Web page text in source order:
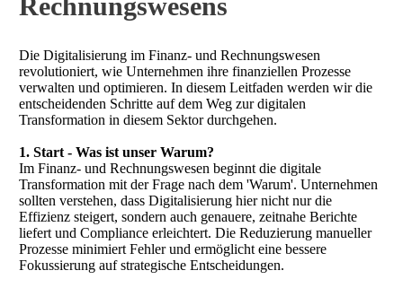
Die Digitalisierung im Finanz- und Rechnungswesen
revolutioniert, wie Unternehmen ihre finanziellen Prozesse
verwalten und optimieren. In diesem Leitfaden werden wir die
entscheidenden Schritte auf dem Weg zur digitalen
Transformation in diesem Sektor durchgehen.
1. Start - Was ist unser Warum?
Im Finanz- und Rechnungswesen beginnt die digitale
Transformation mit der Frage nach dem 'Warum'. Unternehmen
sollten verstehen, dass Digitalisierung hier nicht nur die
Effizienz steigert, sondern auch genauere, zeitnahe Berichte
liefert und Compliance erleichtert. Die Reduzierung manueller
Prozesse minimiert Fehler und ermöglicht eine bessere
Fokussierung auf strategische Entscheidungen.